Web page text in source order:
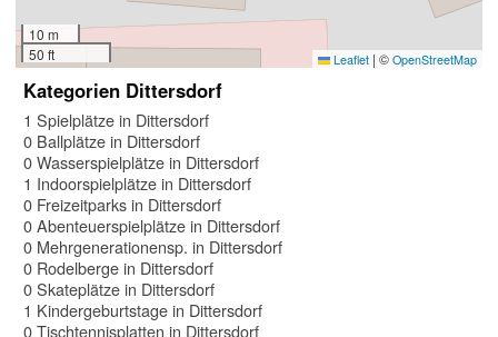
10 m
50 ft
Leaflet | © OpenStreetMap
Kategorien Dittersdorf
1 Spielplätze in Dittersdorf
0 Ballplätze in Dittersdorf
0 Wasserspielplätze in Dittersdorf
1 Indoorspielplätze in Dittersdorf
0 Freizeitparks in Dittersdorf
0 Abenteuerspielplätze in Dittersdorf
0 Mehrgenerationensp. in Dittersdorf
0 Rodelberge in Dittersdorf
0 Skateplätze in Dittersdorf
1 Kindergeburtstage in Dittersdorf
0 Tischtennisplatten in Dittersdorf